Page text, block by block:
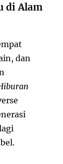
di Alam
dan